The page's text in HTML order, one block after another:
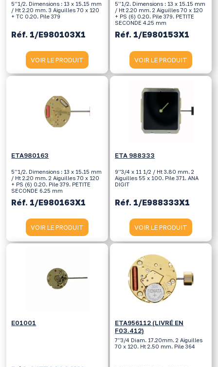
5’’1/2. Dimensions : 13 x 15.15 mm
/ Ht 2.20 mm. 3 Aiguilles 70 x 120
+ TC 0.20. Pile 379
Réf. 1/E980103X1
VOIR LE PRODUIT
5’’1/2. Dimensions : 13 x 15.15 mm
/ Ht 2.20 mm. 2 Aiguilles 70 x 120
+ PS (6) 0.20. Pile 379. PETITE
SECONDE 4.25 mm
Réf. 1/E980153X1
VOIR LE PRODUIT
ETA980163
5’’1/2. Dimensions : 13 x 15.15 mm
/ Ht 2.20 mm. 2 Aiguilles 70 x 120
+ PS (6) 0.20. Pile 379. PETITE
SECONDE 6.25 mm
Réf. 1/E980163X1
VOIR LE PRODUIT
ETA 988333
9’’3/4 x 11 1/2 / Ht 3.80 mm. 2
Aiguilles 55 x 100. Pile 371. ANA
DIGIT
Réf. 1/E988333X1
VOIR LE PRODUIT
E01001
ETA956112 (LIVRÉ EN
F03.412)
7’’3/4 Diam. 17.20mm. 2 Aiguilles
70 x 120. Ht 2.50 mm. Pile 364